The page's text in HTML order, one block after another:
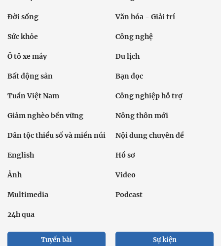
Đời sống Văn hóa - Giải trí
Sức khỏe Công nghệ
Ô tô xe máy Du lịch
Bất động sản Bạn đọc
Tuần Việt Nam Công nghiệp hỗ trợ
Giảm nghèo bền vững Nông thôn mới
Dân tộc thiểu số và miền núi Nội dung chuyên đề
English Hồ sơ
Ảnh Video
Multimedia Podcast
24h qua
Tuyến bài Sự kiện